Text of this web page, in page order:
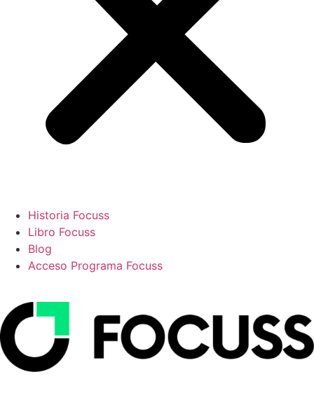
Historia Focuss
Libro Focuss
Blog
Acceso Programa Focuss